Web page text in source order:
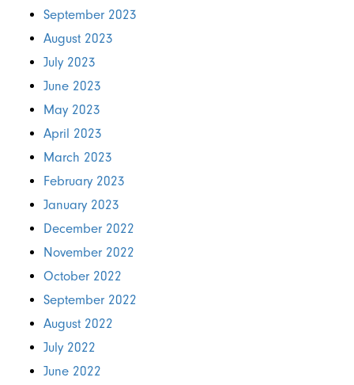
September 2023
August 2023
July 2023
June 2023
May 2023
April 2023
March 2023
February 2023
January 2023
December 2022
November 2022
October 2022
September 2022
August 2022
July 2022
June 2022